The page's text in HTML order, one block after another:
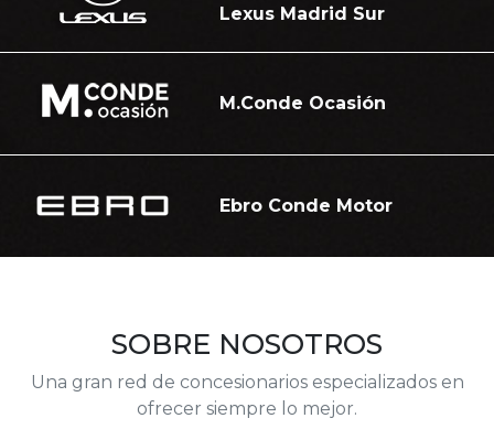
Lexus Madrid Sur
M.Conde Ocasión
Ebro Conde Motor
SOBRE NOSOTROS
Una gran red de concesionarios especializados en
ofrecer siempre lo mejor.